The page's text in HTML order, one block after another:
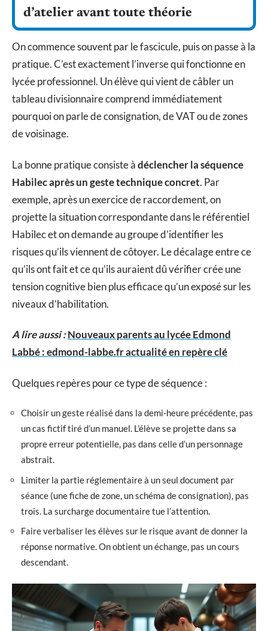
d’atelier avant toute théorie
On commence souvent par le fascicule, puis on passe à la
pratique. C’est exactement l’inverse qui fonctionne en
lycée professionnel. Un élève qui vient de câbler un
tableau divisionnaire comprend immédiatement
pourquoi on parle de consignation, de VAT ou de zones
de voisinage.
La bonne pratique consiste àdéclencher la séquence
Habilec après un geste technique concret. Par
exemple, après un exercice de raccordement, on
projette la situation correspondante dans le référentiel
Habilec et on demande au groupe d’identifier les
risques qu’ils viennent de côtoyer. Le décalage entre ce
qu’ils ont fait et ce qu’ils auraient dû vérifier crée une
tension cognitive bien plus efficace qu’un exposé sur les
niveaux d’habilitation.
A lire aussi :Nouveaux parents au lycée Edmond
Labbé : edmond-labbe.fr actualité en repère clé
Quelques repères pour ce type de séquence :
Choisir un geste réalisé dans la demi-heure précédente, pas
un cas fictif tiré d’un manuel. L’élève se projette dans sa
propre erreur potentielle, pas dans celle d’un personnage
abstrait.
Limiter la partie réglementaire à un seul document par
séance (une fiche de zone, un schéma de consignation), pas
trois. La surcharge documentaire tue l’attention.
Faire verbaliser les élèves sur le risque avant de donner la
réponse normative. On obtient un échange, pas un cours
descendant.